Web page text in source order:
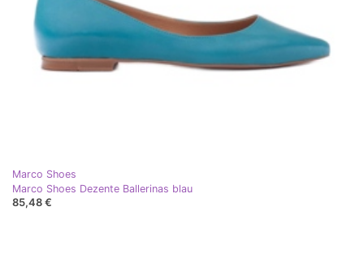
Marco Shoes
Marco Shoes Dezente Ballerinas blau
85,48 €